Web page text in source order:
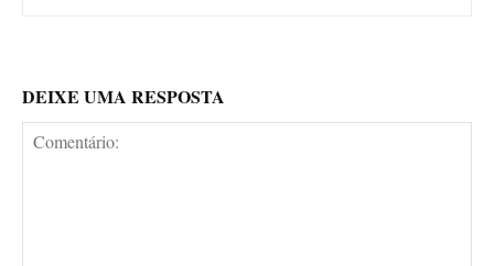
DEIXE UMA RESPOSTA